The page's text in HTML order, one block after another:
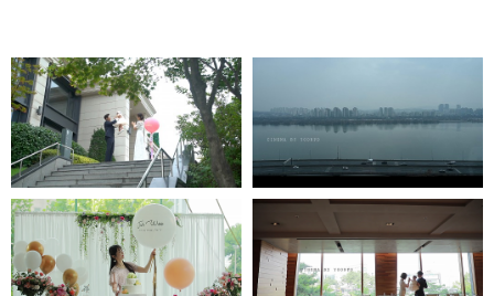
반얀트리 페스타
워커힐 모에기 -
인스타1분영상
인스타1분영상
jjw메리어트호텔
타블로24-인스타1분영상